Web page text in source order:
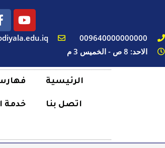
009640000000000
الاحد: 8 ص - الخميس 3 م
الرئيسية
اتصل بنا خدمة